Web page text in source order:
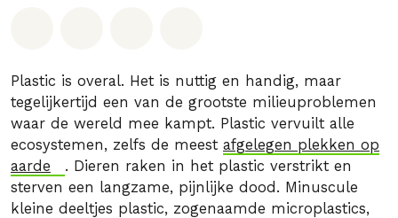
Plastic is overal. Het is nuttig en handig, maar
tegelijkertijd een van de grootste milieuproblemen
waar de wereld mee kampt. Plastic vervuilt alle
ecosystemen, zelfs de meest afgelegen plekken op
aarde
. Dieren raken in het plastic verstrikt en
sterven een langzame, pijnlijke dood. Minuscule
kleine deeltjes plastic, zogenaamde microplastics,